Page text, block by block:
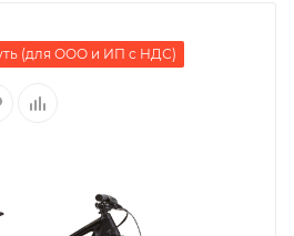
(для ООО и ИП с НДС)